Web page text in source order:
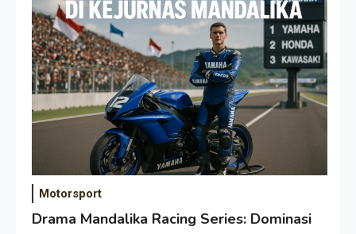
Motorsport
Drama Mandalika Racing Series: Dominasi